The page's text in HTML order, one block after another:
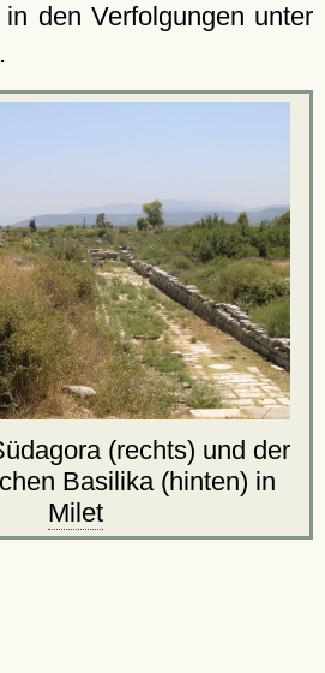
den Verfolgungen unter
(rechts) und der
Basilika (hinten) in
Milet